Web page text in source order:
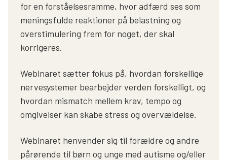
for en forståelsesramme, hvor adfærd ses som
meningsfulde reaktioner på belastning og
overstimulering frem for noget, der skal
korrigeres.
Webinaret sætter fokus på, hvordan forskellige
nervesystemer bearbejder verden forskelligt, og
hvordan mismatch mellem krav, tempo og
omgivelser kan skabe stress og overvældelse.
Webinaret henvender sig til forældre og andre
pårørende til børn og unge med autisme og/eller